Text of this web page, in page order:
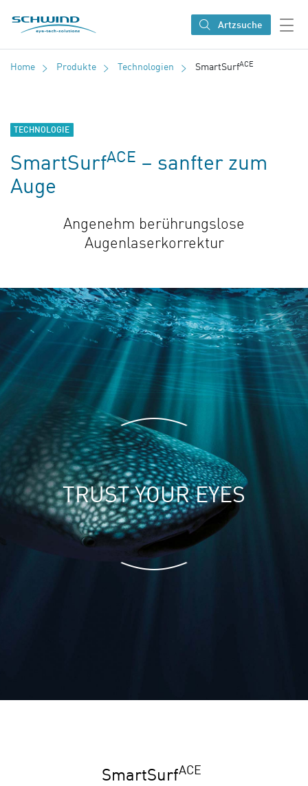
SCHWIND eye-tech solutions
Artzsuche
Home Produkte Technologien SmartSurfACE
TECHNOLOGIE
SmartSurfACE – sanfter zum
Auge
Angenehm berührungslose
Augenlaserkorrektur
TRUST YOUR EYES
SmartSurfACE